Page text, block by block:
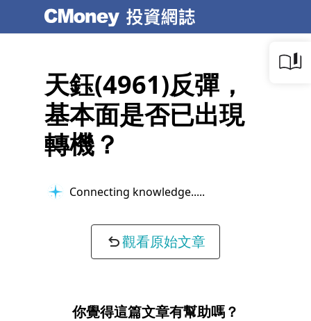
天鈺(4961)反彈，
基本面是否已出現
轉機？
Connecting knowledge...
觀看原始文章
你覺得這篇文章有幫助嗎？